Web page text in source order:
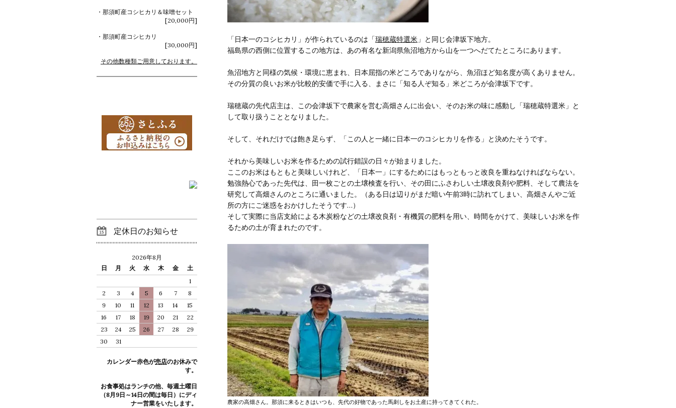
「日本一のコシヒカリ」が作られているのは「瑞穂蔵特選米 」と同じ会津坂下地方。
福島県の西側に位置するこの地方は、あの有名な新潟県魚沼地方から山を一つへだてたところにあります。
魚沼地方と同様の気候・環境に恵まれ、日本屈指の米どころでありながら、魚沼ほど知名度が高くありません。
その分質の良いお米が比較的安価で手に入る、まさに「知る人ぞ知る」米どころが会津坂下です。
瑞穂蔵の先代店主は、この会津坂下で農家を営む高畑さんに出会い、そのお米の味に感動し「瑞穂蔵特選米」と
して取り扱うこととなりました。
そして、それだけでは飽き足らず、「この人と一緒に日本一のコシヒカリを作る」と決めたそうです。
それから美味しいお米を作るための試行錯誤の日々が始まりました。
ここのお米はもともと美味しいけれど、「日本一」にするためにはもっともっと改良を重ねなければならない。
勉強熱心であった先代は、田一枚ごとの土壌検査を行い、その田にふさわしい土壌改良剤や肥料、そして農法を
研究して高畑さんのところに通いました。（ある日は辺りがまだ暗い午前3時に訪れてしまい、高畑さんやご近
所の方にご迷惑をおかけしたそうです…）
そして実際に当店支給による木炭粉などの土壌改良剤・有機質の肥料を用い、時間をかけて、美味しいお米を作
るための土が育まれたのです。
農家の高畑さん。那須に来るときはいつも、先代の好物であった馬刺しをお土産に持ってきてくれた。
・那須町産コシヒカリ＆味噌セット
[20,000円]
・那須町産コシヒカリ
[30,000円]
その他数種類ご用意しております。
定休日のお知らせ
2026年8月
日
月 火 水 木 金
土
1
2
3 4 5 6 7
8
9
10 11 12 13 14
15
16
17 18 19 20 21
22
23
24 25 26 27 28
29
30
31
カレンダー赤色が売店のお休みで
す。
お食事処はランチの他、毎週土曜日
（8月9日～14日の間は毎日）にディ
ナー営業をいたします。